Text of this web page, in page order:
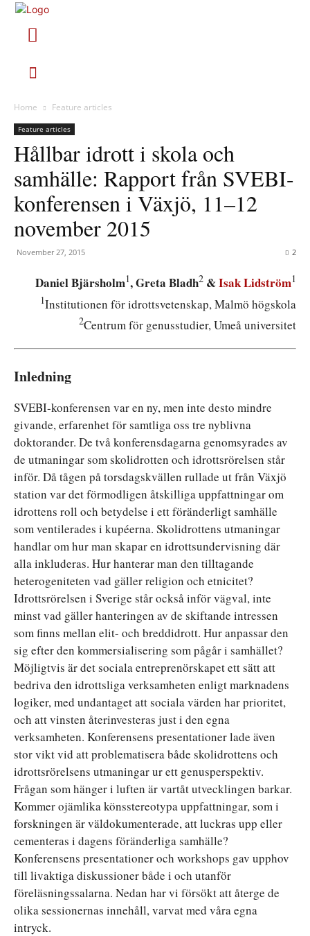
Home Feature articles
Feature articles
Hållbar idrott i skola och
samhälle: Rapport från SVEBI-
konferensen i Växjö, 11–12
november 2015
November 27, 2015 2
Daniel Bjärsholm1, Greta Bladh2 &Isak Lidström1
1Institutionen för idrottsvetenskap, Malmö högskola
2Centrum för genusstudier, Umeå universitet
Inledning
SVEBI-konferensen var en ny, men inte desto mindre
givande, erfarenhet för samtliga oss tre nyblivna
doktorander. De två konferensdagarna genomsyrades av
de utmaningar som skolidrotten och idrottsrörelsen står
inför. Då tågen på torsdagskvällen rullade ut från Växjö
station var det förmodligen åtskilliga uppfattningar om
idrottens roll och betydelse i ett föränderligt samhälle
som ventilerades i kupéerna. Skolidrottens utmaningar
handlar om hur man skapar en idrottsundervisning där
alla inkluderas. Hur hanterar man den tilltagande
heterogeniteten vad gäller religion och etnicitet?
Idrottsrörelsen i Sverige står också inför vägval, inte
minst vad gäller hanteringen av de skiftande intressen
som finns mellan elit- och breddidrott. Hur anpassar den
sig efter den kommersialisering som pågår i samhället?
Möjligtvis är det sociala entreprenörskapet ett sätt att
bedriva den idrottsliga verksamheten enligt marknadens
logiker, med undantaget att sociala värden har prioritet,
och att vinsten återinvesteras just i den egna
verksamheten. Konferensens presentationer lade även
stor vikt vid att problematisera både skolidrottens och
idrottsrörelsens utmaningar ur ett genusperspektiv.
Frågan som hänger i luften är vartåt utvecklingen barkar.
Kommer ojämlika könsstereotypa uppfattningar, som i
forskningen är väldokumenterade, att luckras upp eller
cementeras i dagens föränderliga samhälle?
Konferensens presentationer och workshops gav upphov
till livaktiga diskussioner både i och utanför
föreläsningssalarna. Nedan har vi försökt att återge de
olika sessionernas innehåll, varvat med våra egna
intryck.